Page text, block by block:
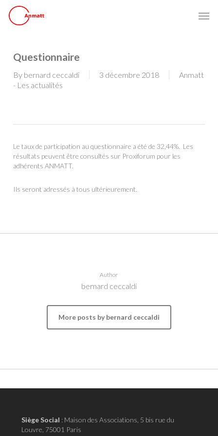
main
Questionnaire
By bernard ceccaldi 3 décembre 2018
Anmatt
- Les actualités
Le taux de participation au questionnaire a été de 32,44%. Les
résultats peuvent être consultés sur Proxiforum pour les
adhérents ANMATT.
Ils seront adressés à tous ultérieurement.
Author
bernard ceccaldi
More posts by bernard ceccaldi
Siège Social : Maison des Associations, 5 bis rue du
Louvre, 75001 Paris